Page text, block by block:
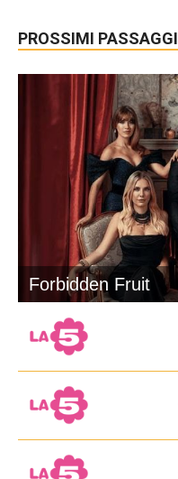
PROSSIMI PASSAGGI
Forbidden Fruit